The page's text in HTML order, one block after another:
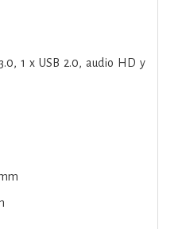
1 x USB 2.0, audio HD y